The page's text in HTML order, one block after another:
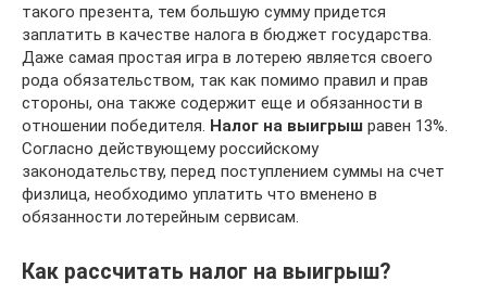
такого презента, тем большую сумму придется
заплатить в качестве налога в бюджет государства.
Даже самая простая игра в лотерею является своего
рода обязательством, так как помимо правил и прав
стороны, она также содержит еще и обязанности в
отношении победителя. Налог на выигрыш равен 13%.
Согласно действующему российскому
законодательству, перед поступлением суммы на счет
физлица, необходимо уплатить что вменено в
обязанности лотерейным сервисам.
Как рассчитать налог на выигрыш?